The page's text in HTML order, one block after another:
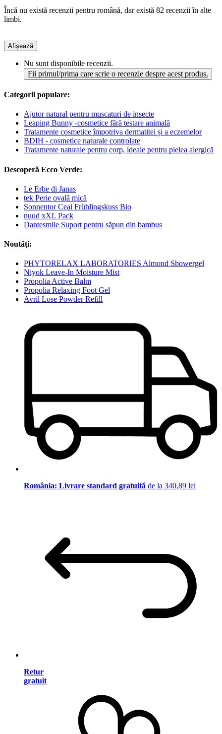
Încă nu există recenzii pentru română, dar există 82 recenzii în alte
limbi.
Afișează
Nu sunt disponibile recenzii.
Fii primul/prima care scrie o recenzie despre acest produs.
Categorii populare:
Ajutor natural pentru muscaturi de insecte
Leaping Bunny -cosmetice fără testare animală
Tratamente cosmetice împotriva dermatitei și a eczemelor
BDIH - cosmetice naturale controlate
Tratamente naturale pentru corp, ideale pentru pielea alergică
Descoperă Ecco Verde:
Le Erbe di Janas
tek Perie ovală mică
Sonnentor Ceai Frühlingskuss Bio
nuud xXL Pack
Dantesmile Suport pentru săpun din bambus
Noutăți:
PHYTORELAX LABORATORIES Almond Showergel
Niyok Leave-In Moisture Mist
Propolia Active Balm
Propolia Relaxing Foot Gel
Avril Lose Powder Refill
România: Livrare standard gratuită de la 340,89 lei
Retur
gratuit